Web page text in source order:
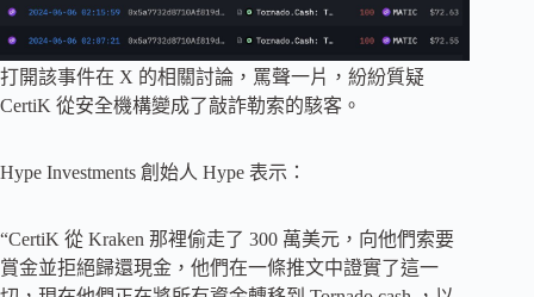
打開該事件在 X 的相關討論，罵聲一片，紛紛質疑
CertiK 從安全機構變成了敲詐勒索的駭客。
Hype Investments 創始人 Hype 表示：
“CertiK 從 Kraken 那裡偷走了 300 萬美元，向他們索要
賞金並拒絕歸還現金，他們在一條推文中證實了這一